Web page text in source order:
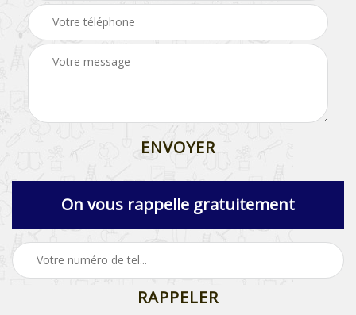
On vous rappelle gratuitement